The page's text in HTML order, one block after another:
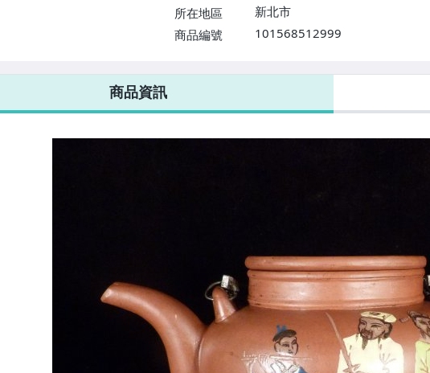
所在地區
新北市
商品編號
101568512999
商品資訊